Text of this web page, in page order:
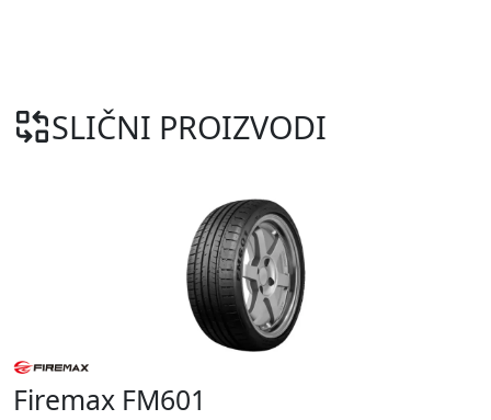
SLIČNI PROIZVODI
Firemax FM601